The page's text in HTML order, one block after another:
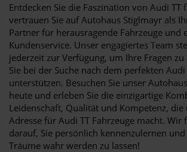
Entdecken Sie die Faszination von Audi TT
vertrauen Sie auf Autohaus Stiglmayr als
Partner für herausragende Fahrzeuge und
Kundenservice. Unser engagiertes Team
jederzeit zur Verfügung, um Ihre Fragen
Sie bei der Suche nach dem perfekten Audi
unterstützen. Besuchen Sie unser
heute und erleben Sie die einzigartige
Leidenschaft, Qualität und Kompetenz, die
Adresse für Audi TT Fahrzeuge macht. Wir
darauf, Sie persönlich kennenzulernen
Träume wahr werden zu lassen!